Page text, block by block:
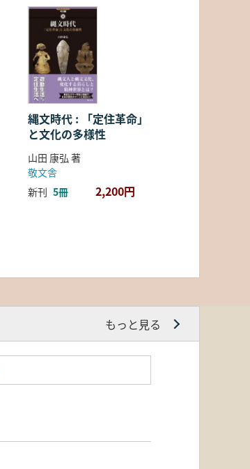
縄文時代 : 「定住革命」
と文化の多様性
山田 康弘 著
敬文舎
新刊 5冊 2,200円
もっと見る